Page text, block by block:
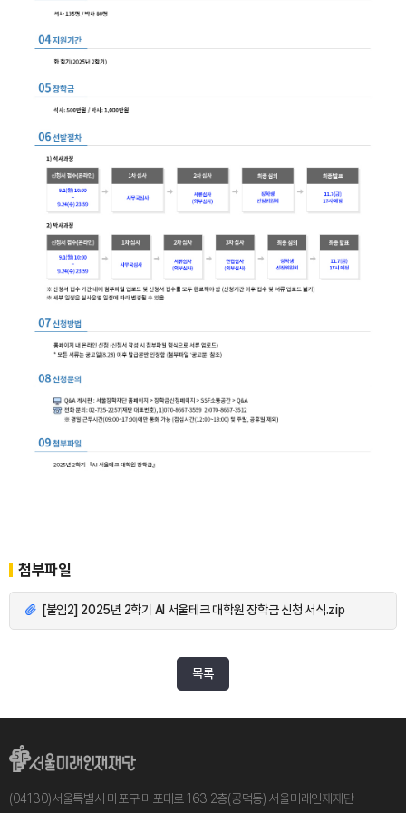
첨부파일
[붙임2] 2025년 2학기 AI 서울테크 대학원 장학금 신청 서식.zip
목록
(04130)서울특별시 마포구 마포대로 163 2층(공덕동) 서울미래인재재단